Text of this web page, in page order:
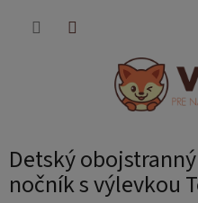
Detský
nočník s výlevkou